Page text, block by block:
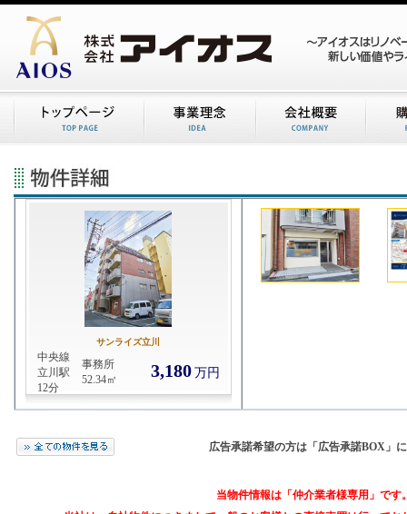
サンライズ立川
中央線
立川駅
12分
事務所
52.34㎡
3,180 万円
広告承諾希望の方は「広告承諾BOX」
当物件情報は「仲介業者様専用」です